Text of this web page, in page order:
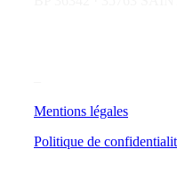
Mentions légales
Politique de